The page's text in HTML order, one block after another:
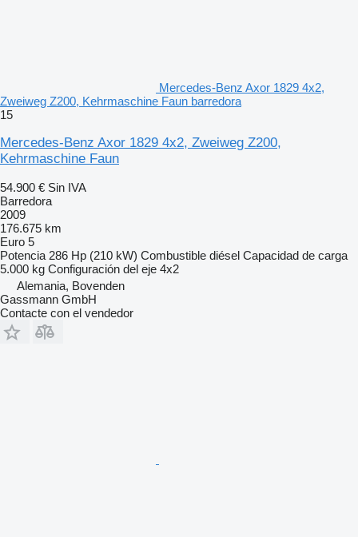
Mercedes-Benz Axor 1829 4x2,
Zweiweg Z200, Kehrmaschine Faun barredora
15
Mercedes-Benz Axor 1829 4x2, Zweiweg Z200,
Kehrmaschine Faun
54.900 € Sin IVA
Barredora
2009
176.675 km
Euro 5
Potencia 286 Hp (210 kW) Combustible diésel Capacidad de carga
5.000 kg Configuración del eje 4x2
Alemania, Bovenden
Gassmann GmbH
Contacte con el vendedor